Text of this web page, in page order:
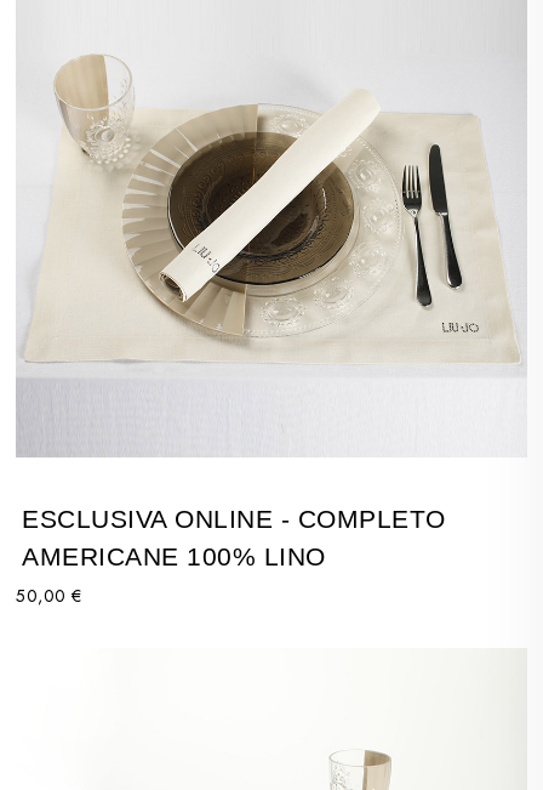
ESCLUSIVA ONLINE - COMPLETO
AMERICANE 100% LINO
50,00 €